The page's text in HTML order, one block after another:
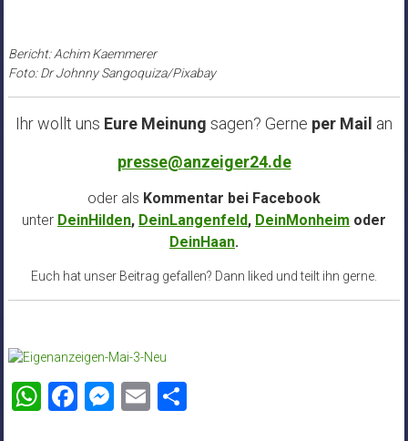
Bericht: Achim Kaemmerer
Foto: Dr Johnny Sangoquiza/Pixabay
Ihr wollt uns Eure Meinung sagen? Gerne per Mail an
presse@anzeiger24.de
oder als Kommentar bei Facebook
unter DeinHilden, DeinLangenfeld, DeinMonheim oder
DeinHaan.
Euch hat unser Beitrag gefallen? Dann liked und teilt ihn gerne.
WhatsApp
Facebook
Messenger
EmailTeilen